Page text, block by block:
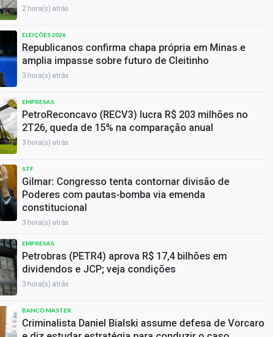
2 hora(s) atrás
ELEIÇÕES 2026
Republicanos confirma chapa própria em Minas e
amplia impasse sobre futuro de Cleitinho
3 hora(s) atrás
EMPRESAS
PetroReconcavo (RECV3) lucra R$ 203 milhões no
2T26, queda de 15% na comparação anual
3 hora(s) atrás
STF
Gilmar: Congresso tenta contornar divisão de
Poderes com pautas-bomba via emenda
constitucional
3 hora(s) atrás
EMPRESAS
Petrobras (PETR4) aprova R$ 17,4 bilhões em
dividendos e JCP; veja condições
3 hora(s) atrás
BANCO MASTER
Criminalista Daniel Bialski assume defesa de Vorcaro